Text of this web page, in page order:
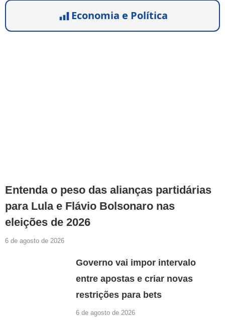
Economia e Política
Entenda o peso das alianças partidárias
para Lula e Flávio Bolsonaro nas
eleições de 2026
6 de agosto de 2026
Governo vai impor intervalo
entre apostas e criar novas
restrições para bets
6 de agosto de 2026